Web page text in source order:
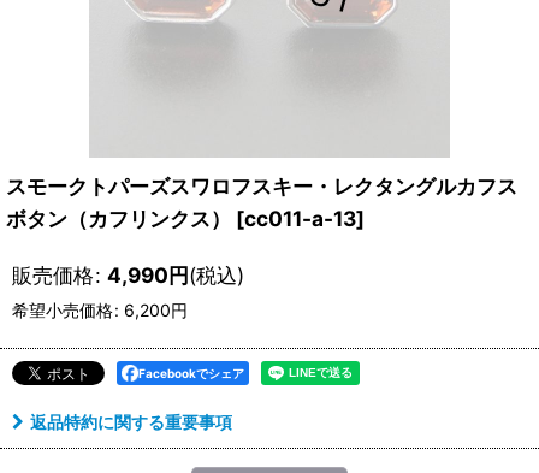
スモークトパーズスワロフスキー・レクタングルカフス
ボタン（カフリンクス）
[cc011-a-13]
販売価格: 4,990円(税込)
希望小売価格: 6,200円
Facebookでシェア
返品特約に関する重要事項